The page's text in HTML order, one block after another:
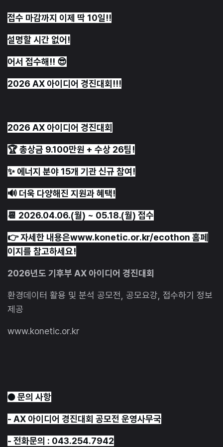
접수 마감까지 이제 딱 10일!!
설명할 시간 없어!
어서 접수해!! 😎
2026 AX 아이디어 경진대회!!!
2026 AX 아이디어 경진대회
🏆 총상금 9.100만원 + 수상 26팀!
✨ 에너지 분야 15개 기관 신규 참여!
🔊 더욱 다양해진 지원과 혜택!
📆 2026.04.06.(월) ~ 05.18.(월) 접수
👉 자세한 내용은www.konetic.or.kr/ecothon 홈페
이지를 참고하세요!
2026년도 기후부 AX 아이디어 경진대회
환경데이터 활용 및 분석 공모전, 공모요강, 접수하기 정보
제공
www.konetic.or.kr
● 문의 사항
- AX 아이디어 경진대회 공모전 운영사무국
- 전화문의 : 043.254.7942